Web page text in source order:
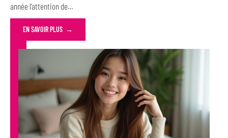
année l’attention de…
EN SAVOIR PLUS